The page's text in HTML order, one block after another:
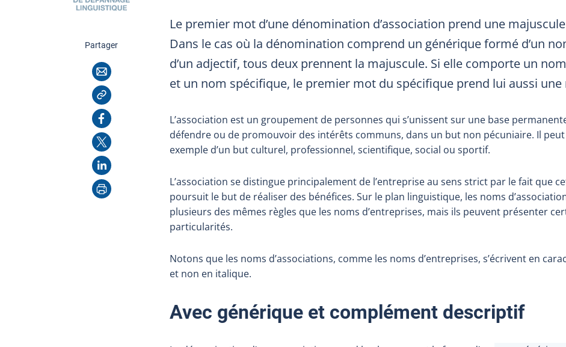
Partagercette page
Courriel
Copier l'adresse
Facebook
X
LinkedIn
Imprimer
Le premier mot d’une dénomination d’association prend une
Dans le cas où la dénomination comprend un générique formé d’un
d’un adjectif, tous deux prennent la majuscule. Si elle comporte un
et un nom spécifique, le premier mot du spécifique prend lui aussi une
L’association est un groupement de personnes qui s’unissent sur une base
défendre ou de promouvoir des intérêts communs, dans un but non pécuniaire. Il peut
exemple d’un but culturel, professionnel, scientifique, social ou sportif.
L’association se distingue principalement de l’entreprise au sens strict par le fait que
poursuit le but de réaliser des bénéfices. Sur le plan linguistique, les noms
plusieurs des mêmes règles que les noms d’entreprises, mais ils peuvent présenter
particularités.
Notons que les noms d’associations, comme les noms d’entreprises, s’écrivent en
et non en italique.
Avec générique et complément descriptif